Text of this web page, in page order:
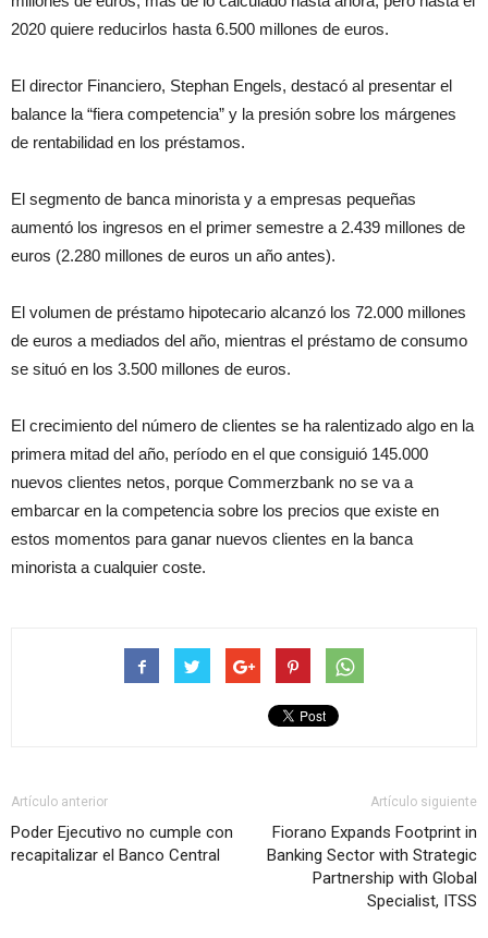
2020 quiere reducirlos hasta 6.500 millones de euros.
El director Financiero, Stephan Engels, destacó al presentar el
balance la “fiera competencia” y la presión sobre los márgenes
de rentabilidad en los préstamos.
El segmento de banca minorista y a empresas pequeñas
aumentó los ingresos en el primer semestre a 2.439 millones de
euros (2.280 millones de euros un año antes).
El volumen de préstamo hipotecario alcanzó los 72.000 millones
de euros a mediados del año, mientras el préstamo de consumo
se situó en los 3.500 millones de euros.
El crecimiento del número de clientes se ha ralentizado algo en la
primera mitad del año, período en el que consiguió 145.000
nuevos clientes netos, porque Commerzbank no se va a
embarcar en la competencia sobre los precios que existe en
estos momentos para ganar nuevos clientes en la banca
minorista a cualquier coste.
Artículo anterior
Poder Ejecutivo no cumple con
recapitalizar el Banco Central
Artículo siguiente
Fiorano Expands Footprint in
Banking Sector with Strategic
Partnership with Global
Specialist, ITSS